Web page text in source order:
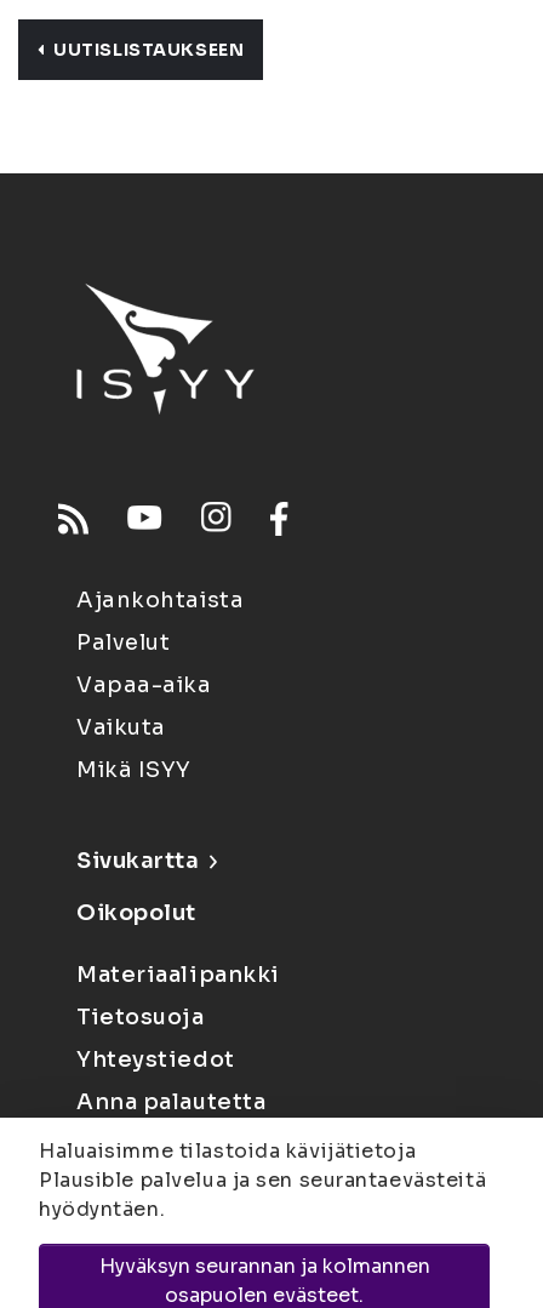
UUTISLISTAUKSEEN
Ajankohtaista
Palvelut
Vapaa-aika
Vaikuta
Mikä ISYY
Sivukartta
Oikopolut
Materiaalipankki
Tietosuoja
Yhteystiedot
Anna palautetta
Joensuu
Suvantokatu 6, 80100 Joensuu |
Haluaisimme tilastoida kävijätietoja
Plausible palvelua ja sen seurantaevästeitä
hyödyntäen.
Hyväksyn seurannan ja kolmannen
osapuolen evästeet.